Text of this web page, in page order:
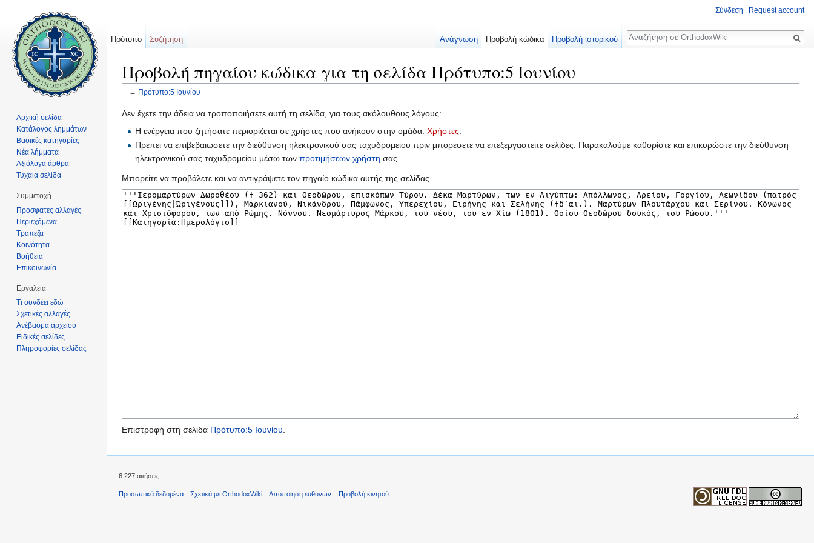
Προβολή πηγαίου κώδικα για τη σελίδα Πρότυπο:5 Ιουνίου
← Πρότυπο:5 Ιουνίου
Δεν έχετε την άδεια να τροποποιήσετε αυτή τη σελίδα, για τους ακόλουθους λόγους:
Η ενέργεια που ζητήσατε περιορίζεται σε χρήστες που ανήκουν στην ομάδα:Χρήστες
Πρέπει να επιβεβαιώσετε την διεύθυνση ηλεκτρονικού σας ταχυδρομείου πριν μπορέσετε να επεξεργαστείτε σελίδες. Παρακαλούμε καθορίστε και επικυρώστε την διεύθυνση
ηλεκτρονικού σας ταχυδρομείου μέσω τωνπροτιμήσεων χρήστη σας.
Μπορείτε να προβάλετε και να αντιγράψετε τον πηγαίο κώδικα αυτής της σελίδας.
Επιστροφή στη σελίδα Πρότυπο:5 Ιουνίου.
Σύνδεση Request account
Πρότυπο Συζήτηση Ανάγνωση Προβολή κώδικα Προβολή ιστορικού
Αναζήτηση
Αρχική σελίδα
Κατάλογος λημμάτων
Βασικές κατηγορίες
Νέα λήμματα
Αξιόλογα άρθρα
Τυχαία σελίδα
Συμμετοχή
Πρόσφατες αλλαγές
Περιεχόμενα
Τράπεζα
Κοινότητα
Βοήθεια
Επικοινωνία
Εργαλεία
Τι συνδέει εδώ
Σχετικές αλλαγές
Ανέβασμα αρχείου
Ειδικές σελίδες
Πληροφορίες σελίδας
6.227 αιτήσεις
Προσωπικά δεδομένα Σχετικά με OrthodoxWiki Αποποίηση ευθυνών Προβολή κινητού